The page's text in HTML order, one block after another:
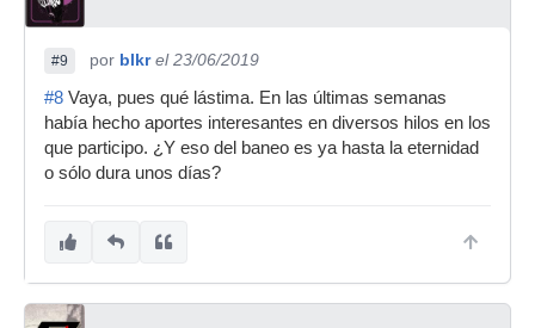
#9 por blkr el 23/06/2019
#8 Vaya, pues qué lástima. En las últimas semanas
había hecho aportes interesantes en diversos hilos en los
que participo. ¿Y eso del baneo es ya hasta la eternidad
o sólo dura unos días?